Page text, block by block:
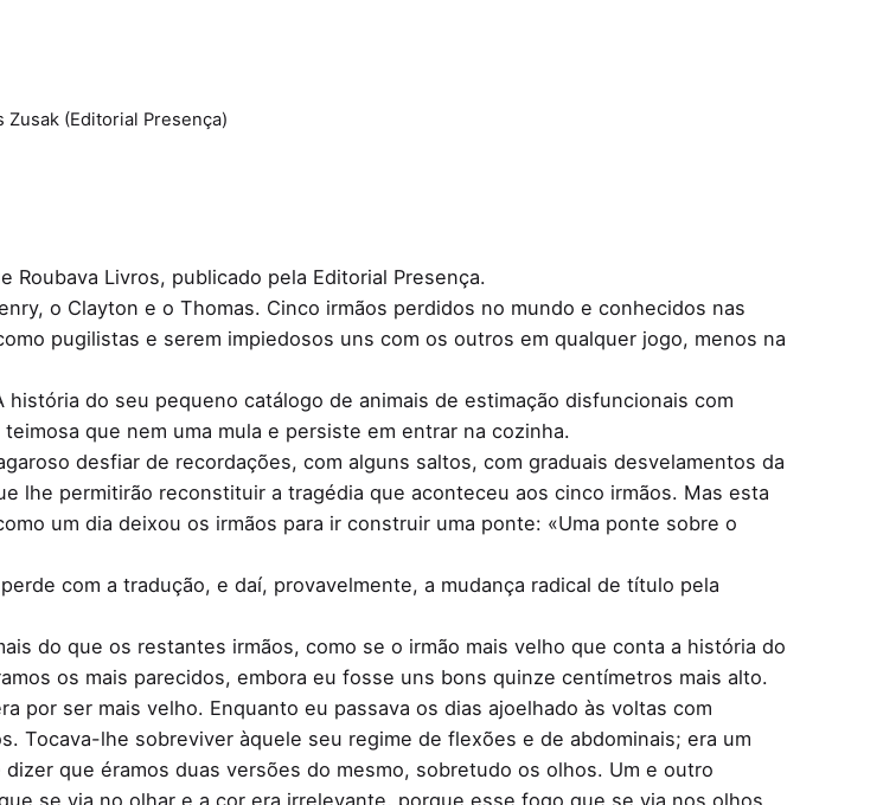
Zusak (Editorial Presença)
Roubava Livros, publicado pela Editorial Presença.
o Clayton e o Thomas. Cinco irmãos perdidos no mundo e conhecidos nas
pugilistas e serem impiedosos uns com os outros em qualquer jogo, menos na
do seu pequeno catálogo de animais de estimação disfuncionais com
que nem uma mula e persiste em entrar na cozinha.
desfiar de recordações, com alguns saltos, com graduais desvelamentos da
lhe permitirão reconstituir a tragédia que aconteceu aos cinco irmãos. Mas esta
um dia deixou os irmãos para ir construir uma ponte: «Uma ponte sobre o
com a tradução, e daí, provavelmente, a mudança radical de título pela
do que os restantes irmãos, como se o irmão mais velho que conta a história do
os mais parecidos, embora eu fosse uns bons quinze centímetros mais alto.
por ser mais velho. Enquanto eu passava os dias ajoelhado às voltas com
Tocava-lhe sobreviver àquele seu regime de flexões e de abdominais; era um
que éramos duas versões do mesmo, sobretudo os olhos. Um e outro
se via no olhar e a cor era irrelevante, porque esse fogo que se via nos olhos